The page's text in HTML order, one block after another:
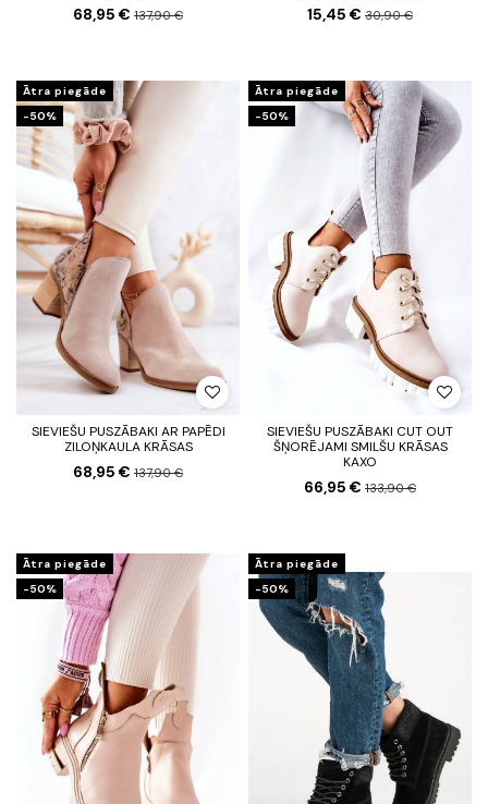
68,95 € 137,90 € 15,45 € 30,90 €
Ātra piegāde
-50%
SIEVIEŠU PUSZĀBAKI AR PAPĒDI
ZILOŅKAULA KRĀSAS
68,95 € 137,90 €
Ātra piegāde
-50%
SIEVIEŠU PUSZĀBAKI CUT OUT
ŠŅORĒJAMI SMILŠU KRĀSAS
KAXO
66,95 € 133,90 €
Ātra piegāde
-50%
Ātra piegāde
-50%